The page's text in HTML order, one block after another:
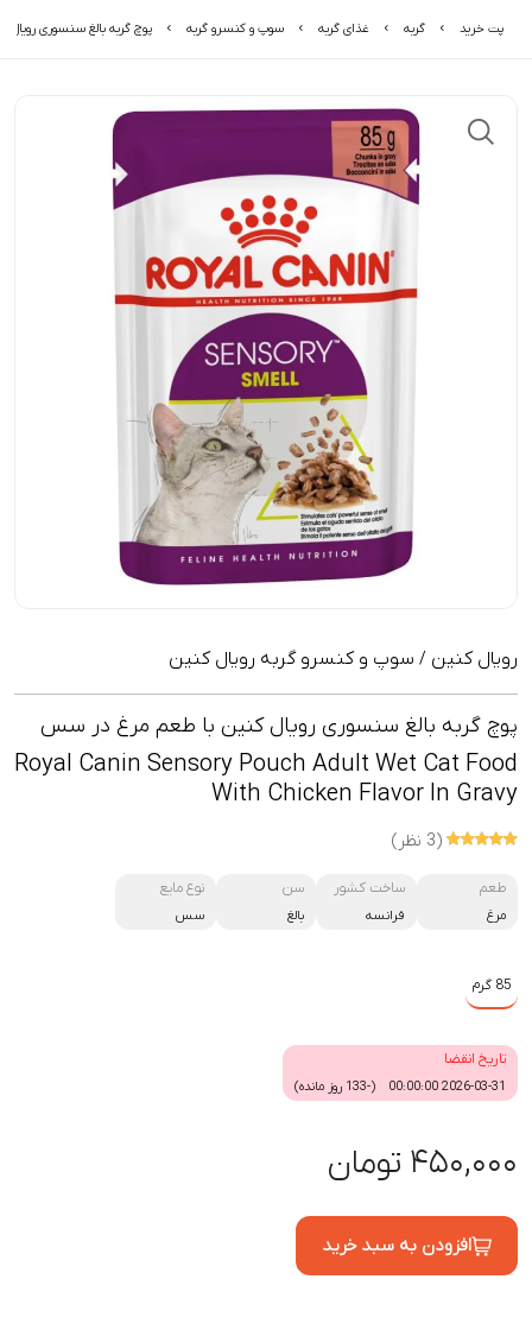
پت خرید گربه غذای گربه سوپ و کنسرو گربه پوچ گربه بالغ سنسوری
رویال کنین / سوپ و کنسرو گربه رویال کنین
پوچ گربه بالغ سنسوری رویال کنین با طعم مرغ در سس
Royal Canin Sensory Pouch Adult Wet Cat Food
With Chicken Flavor In Gravy
(3 نظر)
طعم
مرغ
ساخت کشور
فرانسه
سن
بالغ
نوع مایع
سس
85 گرم
تاریخ انقضا
2026-03-31 00:00:00 (-133 روز مانده)
۴۵۰,۰۰۰ تومان
افزودن به سبد خرید